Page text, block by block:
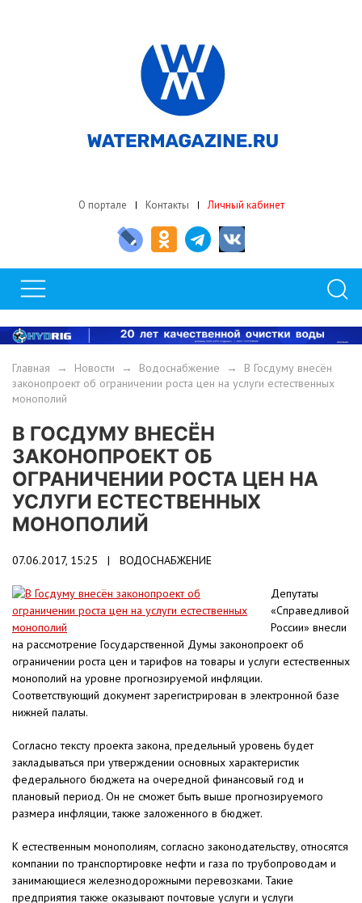
О портале Контакты Личный кабинет
Главная → Новости → Водоснабжение → В Госдуму внесён
законопроект об ограничении роста цен на услуги естественных
монополий
В ГОСДУМУ ВНЕСЁН
ЗАКОНОПРОЕКТ ОБ
ОГРАНИЧЕНИИ РОСТА ЦЕН НА
УСЛУГИ ЕСТЕСТВЕННЫХ
МОНОПОЛИЙ
07.06.2017, 15:25 | ВОДОСНАБЖЕНИЕ
Депутаты
«Справедливой
России» внесли
на рассмотрение Государственной Думы законопроект об
ограничении роста цен и тарифов на товары и услуги естественных
монополий на уровне прогнозируемой инфляции.
Соответствующий документ зарегистрирован в электронной базе
нижней палаты.
Согласно тексту проекта закона, предельный уровень будет
закладываться при утверждении основных характеристик
федерального бюджета на очередной финансовый год и
плановый период. Он не сможет быть выше прогнозируемого
размера инфляции, также заложенного в бюджет.
К естественным монополиям, согласно законодательству, относятся
компании по транспортировке нефти и газа по трубопроводам и
занимающиеся железнодорожными перевозками. Такие
предприятия также оказывают почтовые услуги и услуги